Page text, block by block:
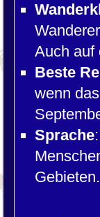
Auch auf
Beste
wenn
Sprache
Gebieten.